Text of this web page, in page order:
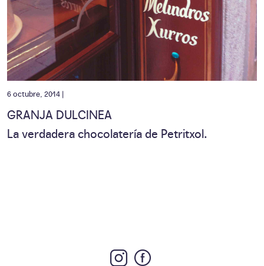
6 octubre, 2014 |
GRANJA DULCINEA
La verdadera chocolatería de Petritxol.